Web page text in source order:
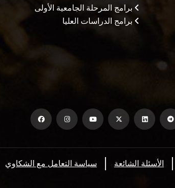
برامج المرحلة الجامعية الأولى
برامج الدراسات العليا
سياسة التعامل مع الشكاوي الأسئلة الشائعة